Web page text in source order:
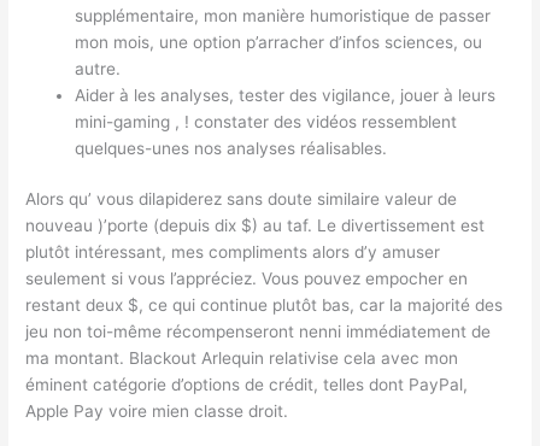
supplémentaire, mon manière humoristique de passer
mon mois, une option p’arracher d’infos sciences, ou
autre.
Aider à les analyses, tester des vigilance, jouer à leurs
mini-gaming , ! constater des vidéos ressemblent
quelques-unes nos analyses réalisables.
Alors qu’ vous dilapiderez sans doute similaire valeur de
nouveau )’porte (depuis dix $) au taf. Le divertissement est
plutôt intéressant, mes compliments alors d’y amuser
seulement si vous l’appréciez. Vous pouvez empocher en
restant deux $, ce qui continue plutôt bas, car la majorité des
jeu non toi-même récompenseront nenni immédiatement de
ma montant. Blackout Arlequin relativise cela avec mon
éminent catégorie d’options de crédit, telles dont PayPal,
Apple Pay voire mien classe droit.